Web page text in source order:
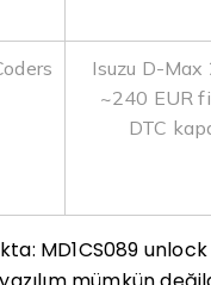
Isuzu D-Max
~240 EUR
DTC
MD1CS089